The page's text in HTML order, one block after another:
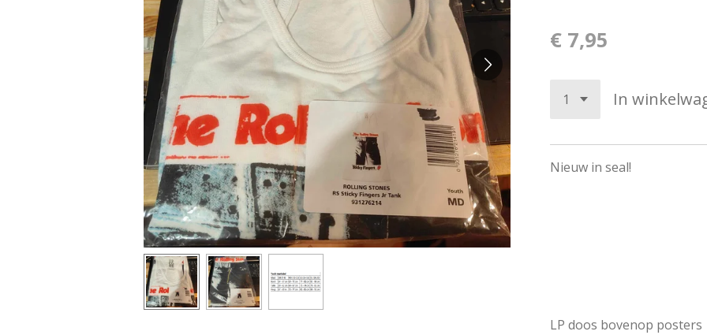
€ 7,95
In
Nieuw in seal!
LP doos bovenop posters